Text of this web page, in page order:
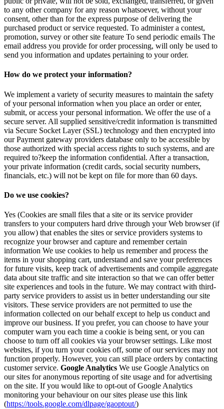
to any other company for any reason whatsoever, without your
consent, other than for the express purpose of delivering the
purchased product or service requested. To administer a contest,
promotion, survey or other site feature To send periodic emails The
email address you provide for order processing, will only be used to
send you information and updates pertaining to your order.
How do we protect your information?
We implement a variety of security measures to maintain the safety
of your personal information when you place an order or enter,
submit, or access your personal information. We offer the use of a
secure server. All supplied sensitive/credit information is transmitted
via Secure Socket Layer (SSL) technology and then encrypted into
our Payment gateway providers database only to be accessible by
those authorized with special access rights to such systems, and are
required to?keep the information confidential. After a transaction,
your private information (credit cards, social security numbers,
financials, etc.) will not be kept on file for more than 60 days.
Do we use cookies?
Yes (Cookies are small files that a site or its service provider
transfers to your computers hard drive through your Web browser (if
you allow) that enables the sites or service providers systems to
recognize your browser and capture and remember certain
information We use cookies to help us remember and process the
items in your shopping cart, understand and save your preferences
for future visits, keep track of advertisements and compile aggregate
data about site traffic and site interaction so that we can offer better
site experiences and tools in the future. We may contract with third-
party service providers to assist us in better understanding our site
visitors. These service providers are not permitted to use the
information collected on our behalf except to help us conduct and
improve our business. If you prefer, you can choose to have your
computer warn you each time a cookie is being sent, or you can
choose to turn off all cookies via your browser settings. Like most
websites, if you turn your cookies off, some of our services may not
function properly. However, you can still place orders by contacting
customer service. Google Analytics We use Google Analytics on
our sites for anonymous reporting of site usage and for advertising
on the site. If you would like to opt-out of Google Analytics
monitoring your behaviour on our sites please use this link
(https://tools.google.com/dlpage/gaoptout/)